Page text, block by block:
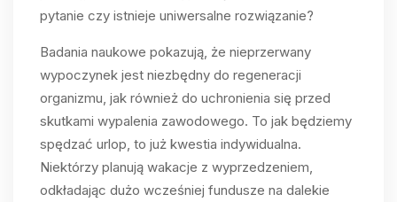
pytanie czy istnieje uniwersalne rozwiązanie?
Badania naukowe pokazują, że nieprzerwany
wypoczynek jest niezbędny do regeneracji
organizmu, jak również do uchronienia się przed
skutkami wypalenia zawodowego. To jak będziemy
spędzać urlop, to już kwestia indywidualna.
Niektórzy planują wakacje z wyprzedzeniem,
odkładając dużo wcześniej fundusze na dalekie